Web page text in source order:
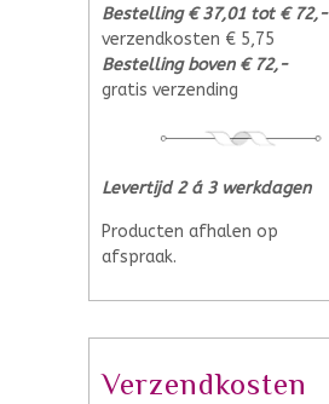
Bestelling € 37,01 tot € 72,-
verzendkosten € 5,75
Bestelling boven € 72,-
gratis verzending
Levertijd 2 á 3 werkdagen
Producten afhalen op
afspraak.
Verzendkosten